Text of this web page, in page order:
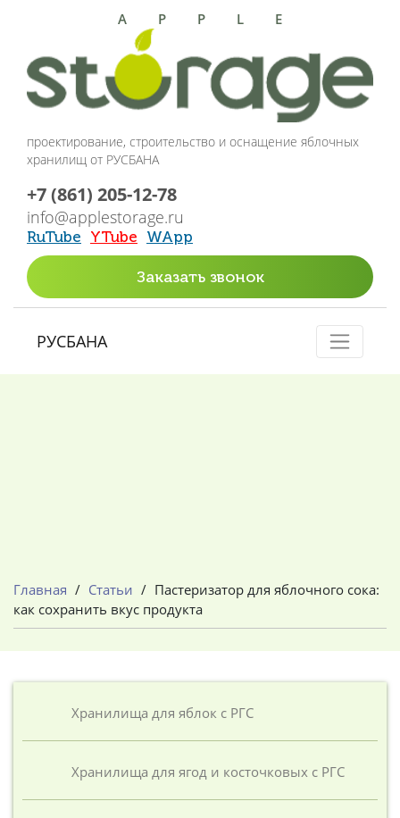
APPLE
проектирование, строительство и оснащение яблочных
хранилищ от РУСБАНА
+7 (861) 205-12-78
info@applestorage.ru
RuTube YTube WApp
Заказать звонок
РУСБАНА
Главная / Статьи / Пастеризатор для яблочного сока:
как сохранить вкус продукта
Хранилища для яблок с РГС
Хранилища для ягод и косточковых с РГС